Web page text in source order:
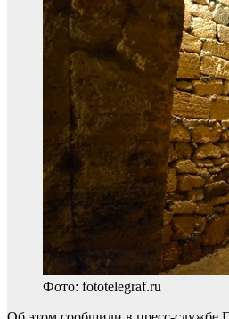
Фото: fototelegraf.ru